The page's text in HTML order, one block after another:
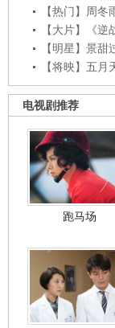
【热门】周冬
【大片】《
【明星】景
【将映】五
电视剧推荐
跑马场